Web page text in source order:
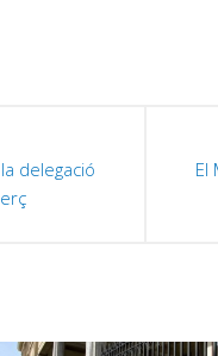
El
delegació